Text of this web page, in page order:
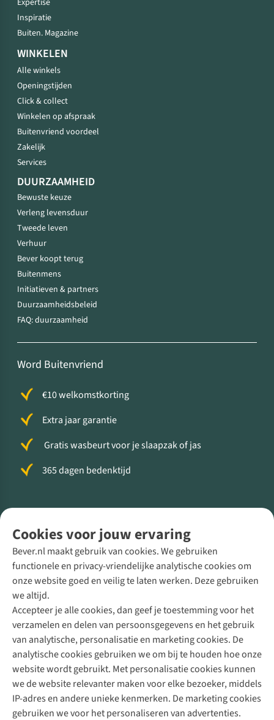
Cookies voor jouw ervaring
Bever.nl maakt gebruik van cookies. We gebruiken
functionele en privacy-vriendelijke analytische cookies om
onze website goed en veilig te laten werken. Deze gebruiken
we altijd.
Accepteer je alle cookies, dan geef je toestemming voor het
verzamelen en delen van persoonsgegevens en het gebruik
van analytische, personalisatie en marketing cookies. De
analytische cookies gebruiken we om bij te houden hoe onze
website wordt gebruikt. Met personalisatie cookies kunnen
we de website relevanter maken voor elke bezoeker, middels
IP-adres en andere unieke kenmerken. De marketing cookies
gebruiken we voor het personaliseren van advertenties.
Expertise
Inspiratie
Buiten. Magazine
WINKELEN
Alle winkels
Openingstijden
Click & collect
Winkelen op afspraak
Buitenvriend voordeel
Zakelijk
Services
DUURZAAMHEID
Bewuste keuze
Verleng levensduur
Tweede leven
Verhuur
Bever koopt terug
Buitenmens
Initiatieven & partners
Duurzaamheidsbeleid
FAQ: duurzaamheid
Word Buitenvriend
€10 welkomstkorting
Extra jaar garantie
Gratis wasbeurt voor je slaapzak of jas
365 dagen bedenktijd
Direct advies van een Buitenexpert
+31 (0)85 888 50 88
+31 6 12 28 49 80
Contactformulier